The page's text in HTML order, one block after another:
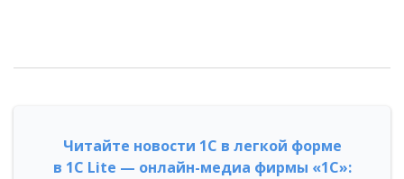
Читайте новости 1С в легкой форме
в 1С Lite — онлайн-медиа фирмы «1С»: